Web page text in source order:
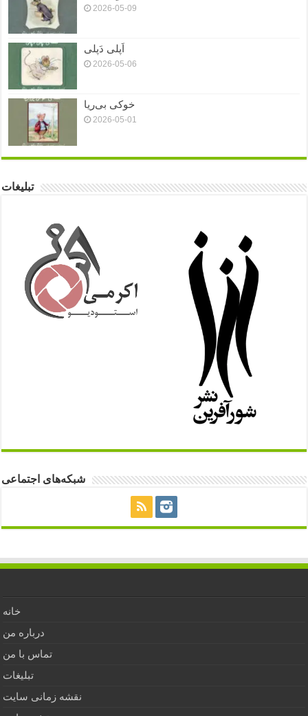
2026-05-09
اَپلی دَپلی
2026-05-06
خوکی بی‌ریا
2026-05-01
تبلیغات
شبکه‌های اجتماعی
خانه
درباره من
تماس با من
تبلیغات
نقشه زمانی سایت